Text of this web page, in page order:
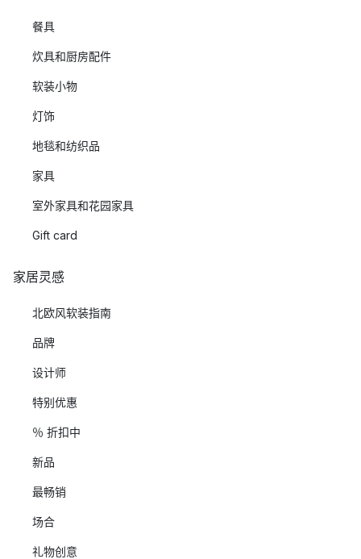
餐具
炊具和厨房配件
软装小物
灯饰
地毯和纺织品
家具
室外家具和花园家具
Gift card
家居灵感
北欧风软装指南
品牌
设计师
特别优惠
％ 折扣中
新品
最畅销
场合
礼物创意